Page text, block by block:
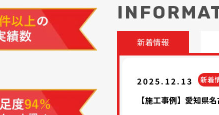
新着情報
2025.12.13 新着
【施工事例】愛知県